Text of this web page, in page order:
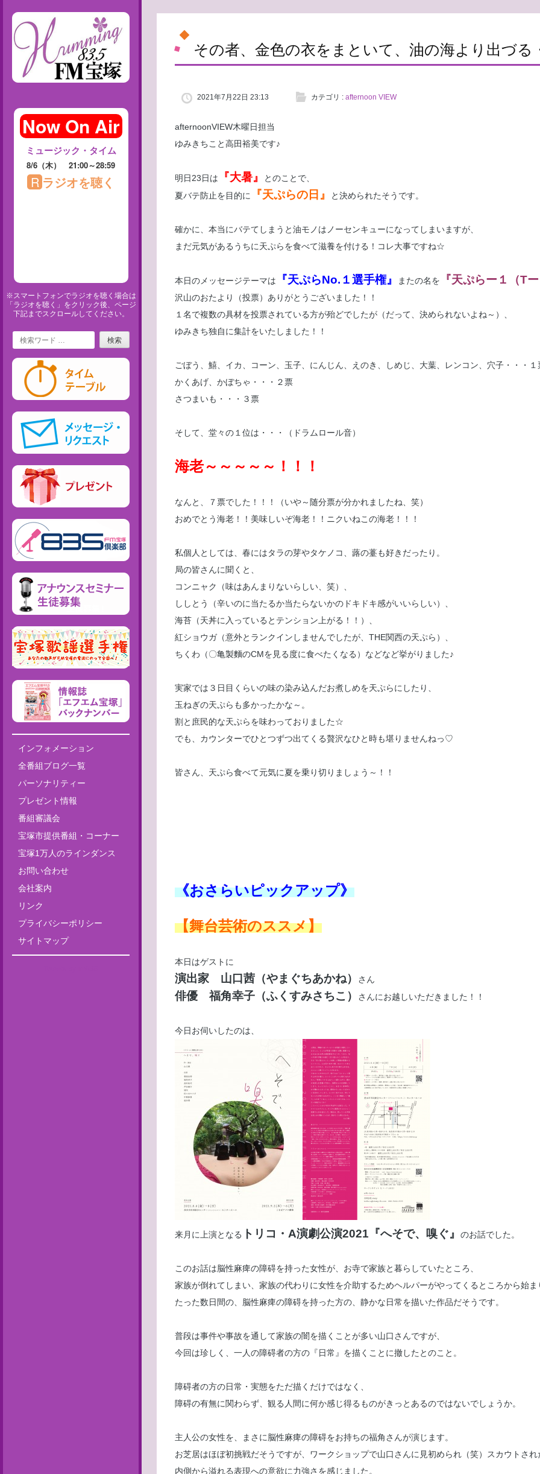
※スマートフォンでラジオを聴く場合は
「ラジオを聴く」をクリック後、ページ
下記までスクロールしてください。
Search
インフォメーション
全番組ブログ一覧
パーソナリティー
プレゼント情報
番組審議会
宝塚市提供番組・コーナー
宝塚1万人のラインダンス
お問い合わせ
会社案内
リンク
プライバシーポリシー
サイトマップ
その者、金色の衣をまといて、油の海より出づる
2021年7月22日 23:13 カテゴリ : afternoon VIEW
afternoonVIEW木曜日担当
ゆみきちこと高田裕美です♪
明日23日は 『大暑』
とのことで、
夏バテ防止を目的に
『天ぷらの日』 と決められたそうです。
確かに、本当にバテてしまうと油モノはノーセンキューになってしまいますが、
まだ元気があるうちに天ぷらを食べて滋養を付ける！コレ大事ですね☆
本日のメッセージテーマは 『天ぷらNo.１選手権』 またの名を 『天ぷらー１（T
沢山のおたより（投票）ありがとうございました！！
１名で複数の具材を投票されている方が殆どでしたが（だって、決められないよね～）、
ゆみきち独自に集計をいたしました！！
ごぼう、鱚、イカ、コーン、玉子、にんじん、えのき、しめじ、大葉、レンコン、穴子・・・１
かくあげ、かぼちゃ・・・２票
さつまいも・・・３票
そして、堂々の１位は・・・（ドラムロール音）
海老～～～～～！！！
なんと、７票でした！！！（いや～随分票が分かれましたね、笑）
おめでとう海老！！美味しいぞ海老！！ニクいねこの海老！！！
私個人としては、春にはタラの芽やタケノコ、蕗の薹も好きだったり。
局の皆さんに聞くと、
コンニャク（味はあんまりないらしい、笑）、
ししとう（辛いのに当たるか当たらないかのドキドキ感がいいらしい）、
海苔（天丼に入っているとテンション上がる！！）、
紅ショウガ（意外とランクインしませんでしたが、THE関西の天ぷら）、
ちくわ（〇亀製麵のCMを見る度に食べたくなる）などなど挙がりました♪
実家では３日目くらいの味の染み込んだお煮しめを天ぷらにしたり、
玉ねぎの天ぷらも多かったかな～。
割と庶民的な天ぷらを味わっておりました☆
でも、カウンターでひとつずつ出てくる贅沢なひと時も堪りませんねっ♡
皆さん、天ぷら食べて元気に夏を乗り切りましょう～！！
《おさらいピックアップ》
【舞台芸術のススメ】
本日はゲストに
演出家 山口茜（やまぐちあかね） さん
俳優 福角幸子（ふくすみさちこ） さんにお越しいただきました！！
今日お伺いしたのは、
来月に上演となる トリコ・A演劇公演2021『へそで、嗅ぐ』 のお話でした。
このお話は脳性麻痺の障碍を持った女性が、お寺で家族と暮らしていたところ、
家族が倒れてしまい、家族の代わりに女性を介助するためヘルパーがやってくるところから始ま
たった数日間の、脳性麻痺の障碍を持った方の、静かな日常を描いた作品だそうです。
普段は事件や事故を通して家族の闇を描くことが多い山口さんですが、
今回は珍しく、一人の障碍者の方の『日常』を描くことに撤したとのこと。
障碍者の方の日常・実態をただ描くだけではなく、
障碍の有無に関わらず、観る人間に何か感じ得るものがきっとあるのではないでしょうか。
主人公の女性を、まさに脳性麻痺の障碍をお持ちの福角さんが演じます。
お芝居はほぼ初挑戦だそうですが、ワークショップで山口さんに見初められ（笑）スカウトさ
内側から溢れる表現への意欲に力強さを感じました。